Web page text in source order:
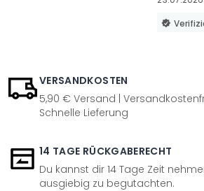
VERSANDKOSTEN
5,90 € Versand |
Schnelle Lieferung
14 TAGE RÜCKGABERECHT
Du kannst dir 14 Tage Zeit
ausgiebig zu begutachten.